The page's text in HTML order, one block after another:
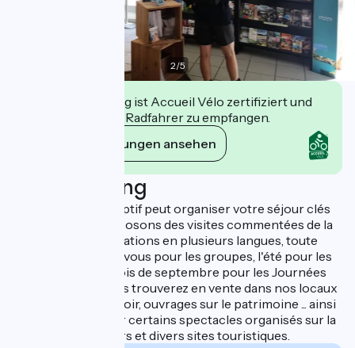
2/5
Diese Einrichtung ist Accueil Vélo zertifiziert und
verpflichtet sich, Radfahrer zu empfangen.
Ihre Verpflichtungen ansehen
Beschreibung
Notre service réceptif peut organiser votre séjour clés
en main. Nous proposons des visites commentées de la
ville et autres prestations en plusieurs langues, toute
l'année sur rendez-vous pour les groupes, l'été pour les
individuels et au mois de septembre pour les Journées
du Patrimoine. Vous trouverez en vente dans nos locaux
les produits du terroir, ouvrages sur le patrimoine ... ainsi
que des billets pour certains spectacles organisés sur la
commune de Viviers et divers sites touristiques.